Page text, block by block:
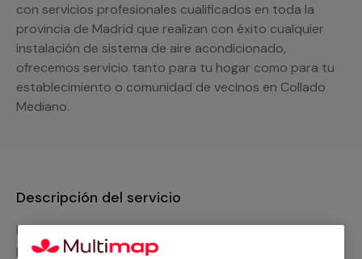
con servicios profesionales cualificados en toda la
provincia de Madrid que realizan con éxito cualquier
instalación de sistema de aire acondicionado,
ofrecemos servicio tanto para tu hogar como para tu
establecimiento o comunidad de vecinos en Collado
Mediano.
Descripción del servicio
Nuestro equipo de expertos ofrece un servicio con
precios competitivos en